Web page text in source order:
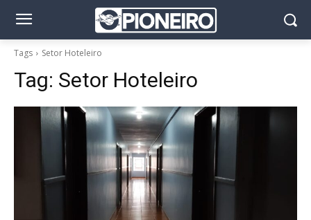
Tags Setor Hoteleiro
Tag: Setor Hoteleiro